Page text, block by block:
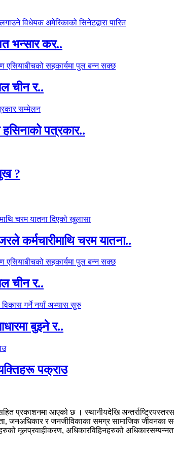
भन्सार कर..
चीन र..
हसिनाको पत्रकार..
?
कर्मचारीमाथि चरम यातना..
चीन र..
बुझ्ने र..
पक्राउ
प्रकाशनमा आएको छ । स्थानीयदेखि
जनअधिकार र जनजीविकाका समग्र सामाजिक
मूलप्रवाहीकरण, अधिकारविहिनहरुको अधिकारसम्पन्नता